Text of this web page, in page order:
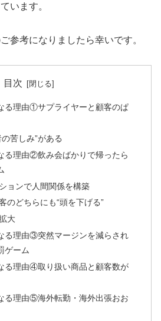
います。
参考になりましたら幸いです。
目次
る理由①サプライヤーと顧客のぱ
苦しみ”がある
る理由②飲み会ばかりで帰ったら
ョンで人間関係を構築
のどちらにも“頭を下げる”
大
る理由③突然マージンを減らされ
ゲーム
る理由④取り扱い商品と顧客数が
る理由⑤海外転勤・海外出張おお